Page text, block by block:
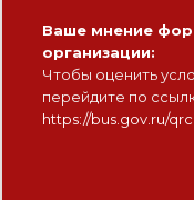
Ваше мнение
организации:
Чтобы оценить
перейдите по
https://bus.gov.ru/